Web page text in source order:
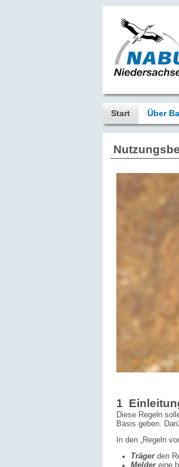
Start Über
1
Diese Regeln
Basis geben.
In den „Regeln
Trägerden
Meldereine